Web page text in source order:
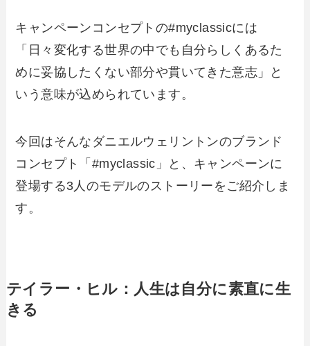
キャンペーンコンセプトの#myclassicには
「日々変化する世界の中でも自分らしくあるた
めに妥協したくない部分や貫いてきた意志」と
いう意味が込められています。
今回はそんなダニエルウェリントンのブランド
コンセプト「#myclassic」と、キャンペーンに
登場する3人のモデルのストーリーをご紹介しま
す。
テイラー・ヒル：人生は自分に素直に生
きる